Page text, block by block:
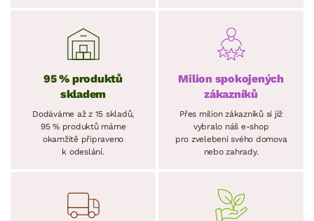
95 % produktů
skladem
Dodáváme až z 15 skladů,
95 % produktů máme
okamžitě připraveno
k odeslání.
Milion spokojených
zákazníků
Přes milion zákazníků si již
vybralo náš e-shop
pro zvelebení svého domova
nebo zahrady.